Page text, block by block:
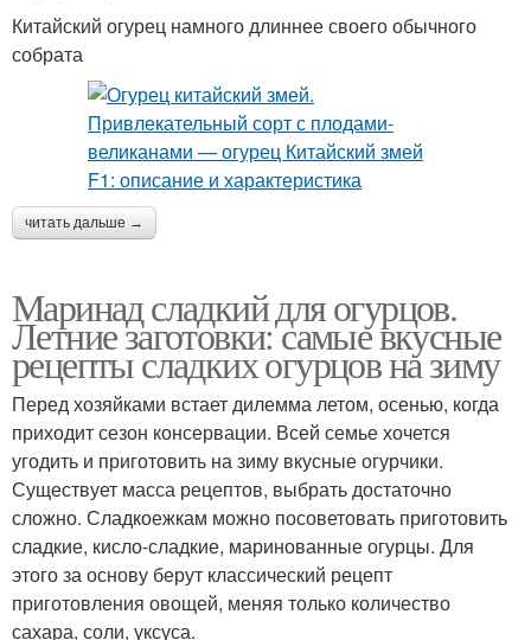
Китайский огурец намного длиннее своего обычного
собрата
читать дальше →
Маринад сладкий для огурцов.
Летние заготовки: самые вкусные
рецепты сладких огурцов на зиму
Перед хозяйками встает дилемма летом, осенью, когда
приходит сезон консервации. Всей семье хочется
угодить и приготовить на зиму вкусные огурчики.
Существует масса рецептов, выбрать достаточно
сложно. Сладкоежкам можно посоветовать приготовить
сладкие, кисло-сладкие, маринованные огурцы. Для
этого за основу берут классический рецепт
приготовления овощей, меняя только количество
сахара, соли, уксуса.